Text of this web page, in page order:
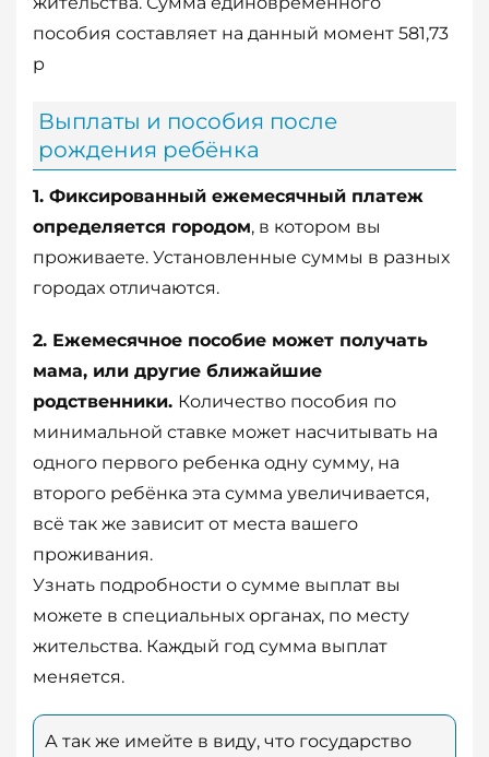
пособия составляет на данный момент 581,73
р
Выплаты и пособия после
рождения ребёнка
1. Фиксированный ежемесячный платеж
определяется городом, в котором вы
проживаете. Установленные суммы в разных
городах отличаются.
2. Ежемесячное пособие может получать
мама, или другие ближайшие
родственники. Количество пособия по
минимальной ставке может насчитывать на
одного первого ребенка одну сумму, на
второго ребёнка эта сумма увеличивается,
всё так же зависит от места вашего
проживания.
Узнать подробности о сумме выплат вы
можете в специальных органах, по месту
жительства. Каждый год сумма выплат
меняется.
А так же имейте в виду, что государство